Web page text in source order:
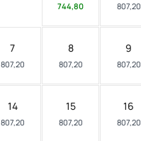
744,80 807,20
7
807,20
8
807,20
9
807,20
14
807,20
15
807,20
16
807,20